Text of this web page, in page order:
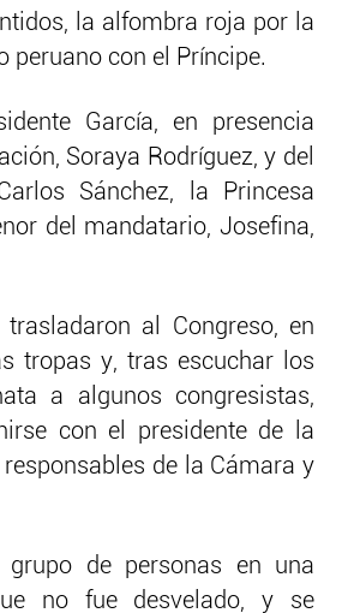
la alfombra roja por la
peruano con el Príncipe.
García, en presencia
Soraya Rodríguez, y del
Sánchez, la Princesa
del mandatario, Josefina,
al Congreso, en
tropas y, tras escuchar los
a algunos congresistas,
con el presidente de la
de la Cámara y
grupo de personas en una
no fue desvelado, y se